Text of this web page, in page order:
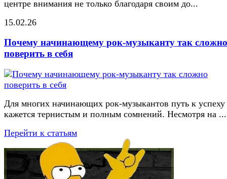
центре внимания не только благодаря своим до...
15.02.26
Почему начинающему рок-музыканту так сложно
поверить в себя
Для многих начинающих рок-музыкантов путь к успеху
кажется тернистым и полным сомнений. Несмотря на ...
Перейти к статьям